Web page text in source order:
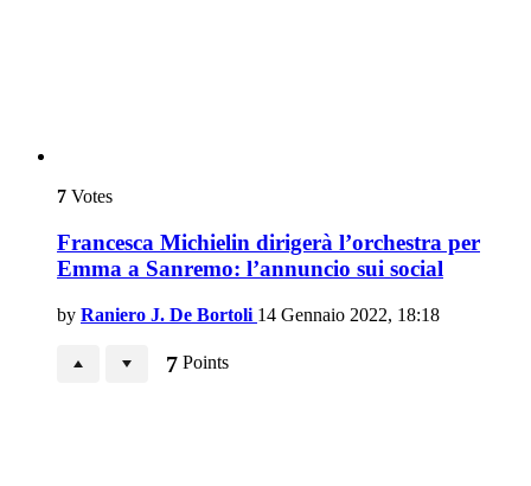
7 Votes
Francesca Michielin dirigerà l’orchestra per
Emma a Sanremo: l’annuncio sui social
by Raniero J. De Bortoli 14 Gennaio 2022, 18:18
7 Points